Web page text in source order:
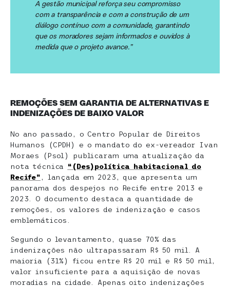
A gestão municipal reforça seu compromisso
com a transparência e com a construção de um
diálogo contínuo com a comunidade, garantindo
que os moradores sejam informados e ouvidos à
medida que o projeto avance.”
REMOÇÕES SEM GARANTIA DE ALTERNATIVAS E
INDENIZAÇÕES DE BAIXO VALOR
No ano passado, o Centro Popular de Direitos
Humanos (CPDH) e o mandato do ex-vereador Ivan
Moraes (Psol) publicaram uma atualização da
nota técnica
“(Des)política habitacional do
Recife” , lançada em 2023, que apresenta um
panorama dos despejos no Recife entre 2013 e
2023. O documento destaca a quantidade de
remoções, os valores de indenização e casos
emblemáticos.
Segundo o levantamento, quase 70% das
indenizações não ultrapassaram R$ 50 mil. A
maioria (31%) ficou entre R$ 20 mil e R$ 50 mil,
valor insuficiente para a aquisição de novas
moradias na cidade. Apenas oito indenizações